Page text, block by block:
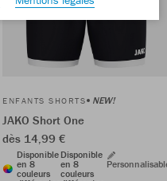
ENFANTS SHORTS NEW!
JAKO Short One
dès 14,99 €
Disponible
en 8
couleurs
Disponible
en 8
couleurs